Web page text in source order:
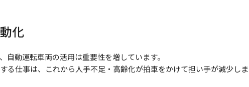
化
動運転車両の活用は重要性を増しています。
る仕事は、これから人手不足・高齢化が拍車をかけて担い手が減少しま